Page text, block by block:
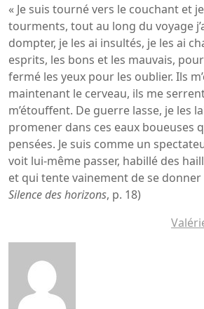
« Je suis tourné vers le couchant et
tourments, tout au long du voyage
dompter, je les ai insultés, je les ai
esprits, les bons et les mauvais, pour
fermé les yeux pour les oublier. Ils
maintenant le cerveau, ils me
m’étouffent. De guerre lasse, je les
promener dans ces eaux boueuses
pensées. Je suis comme un
voit lui-même passer, habillé des
et qui tente vainement de se donner
Silence des horizons, p. 18)